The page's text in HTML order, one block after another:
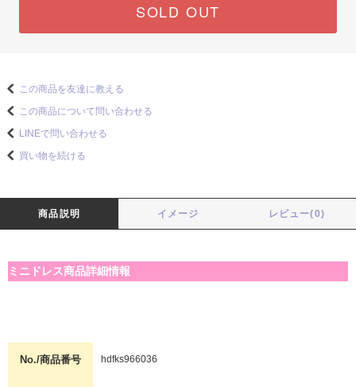
SOLD OUT
この商品を友達に教える
この商品について問い合わせる
LINEで問い合わせる
買い物を続ける
商品説明 イメージ レビュー(0)
ミニドレス商品詳細情報
No./商品番号 hdfks966036